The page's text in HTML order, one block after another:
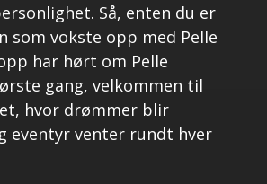
Så, enten du er
som vokste opp med Pelle
har hørt om Pelle
gang, velkommen til
hvor drømmer blir
eventyr venter rundt hver